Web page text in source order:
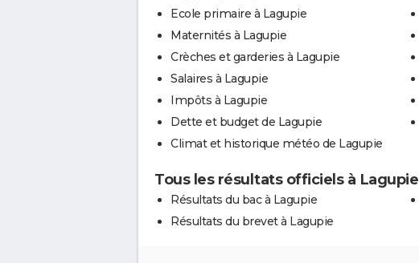
Ecole primaire à Lagupie
Maternités à Lagupie
Crèches et garderies à Lagupie
Salaires à Lagupie
Impôts à Lagupie
Dette et budget de Lagupie
Climat et historique météo de Lagupie
Tous les résultats officiels à Lagupie
Résultats du bac à Lagupie
Résultats du brevet à Lagupie